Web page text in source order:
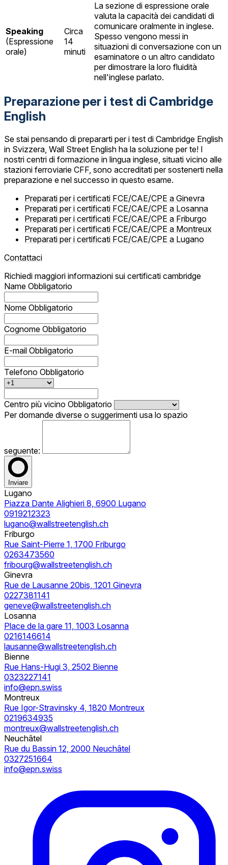
Speaking
(Espressione
orale)
Circa
14
minuti
La sezione di espressione orale
valuta la capacità dei candidati di
comunicare oralmente in inglese.
Spesso vengono messi in
situazioni di conversazione con un
esaminatore o un altro candidato
per dimostrare la loro fluidità
nell'inglese parlato.
Preparazione per i test di Cambridge
English
Se stai pensando di prepararti per i test di Cambridge English
in Svizzera, Wall Street English ha la soluzione per te! I
nostri centri di formazione in lingua inglese, situati vicino alle
stazioni ferroviarie CFF, sono accreditati per sostenerti nella
preparazione e nel successo in questo esame.
Preparati per i certificati FCE/CAE/CPE a Ginevra
Preparati per i certificati FCE/CAE/CPE a Losanna
Preparati per i certificati FCE/CAE/CPE a Friburgo
Preparati per i certificati FCE/CAE/CPE a Montreux
Preparati per i certificati FCE/CAE/CPE a Lugano
Contattaci
Richiedi maggiori informazioni sui certificati cambridge
Name Obbligatorio
Nome Obbligatorio
Cognome Obbligatorio
E-mail Obbligatorio
Telefono Obbligatorio
Centro più vicino Obbligatorio
Per domande diverse o suggerimenti usa lo spazio
seguente:
Inviare
Lugano
Piazza Dante Alighieri 8, 6900 Lugano
0919212323
lugano@wallstreetenglish.ch
Friburgo
Rue Saint-Pierre 1, 1700 Friburgo
0263473560
fribourg@wallstreetenglish.ch
Ginevra
Rue de Lausanne 20bis, 1201 Ginevra
0227381141
geneve@wallstreetenglish.ch
Losanna
Place de la gare 11, 1003 Losanna
0216146614
lausanne@wallstreetenglish.ch
Bienne
Rue Hans-Hugi 3, 2502 Bienne
0323227141
info@epn.swiss
Montreux
Rue Igor-Stravinsky 4, 1820 Montreux
0219634935
montreux@wallstreetenglish.ch
Neuchâtel
Rue du Bassin 12, 2000 Neuchâtel
0327251664
info@epn.swiss